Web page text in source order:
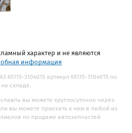
характер и не являются
информация
65115-3104015 артикул 65115-3104015 по
складе.
вы можете круглосуточно через
вы можете приехать к нам в любой из
по продаже автозапчастей